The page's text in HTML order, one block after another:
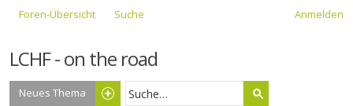
Foren-Übersicht Suche Anmelden
LCHF - on the road
Neues Thema